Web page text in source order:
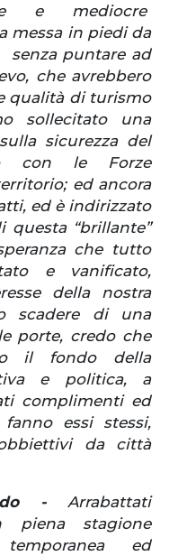
e mediocre
messa in piedi da
senza puntare ad
che avrebbero
qualità di turismo
sollecitato una
sicurezza del
con le Forze
ed ancora
ed è indirizzato
questa “brillante”
che tutto
e vanificato,
della nostra
scadere di una
porte, credo che
il fondo della
e politica, a
complimenti ed
essi stessi,
da città
-Arrabattati
piena stagione
ed